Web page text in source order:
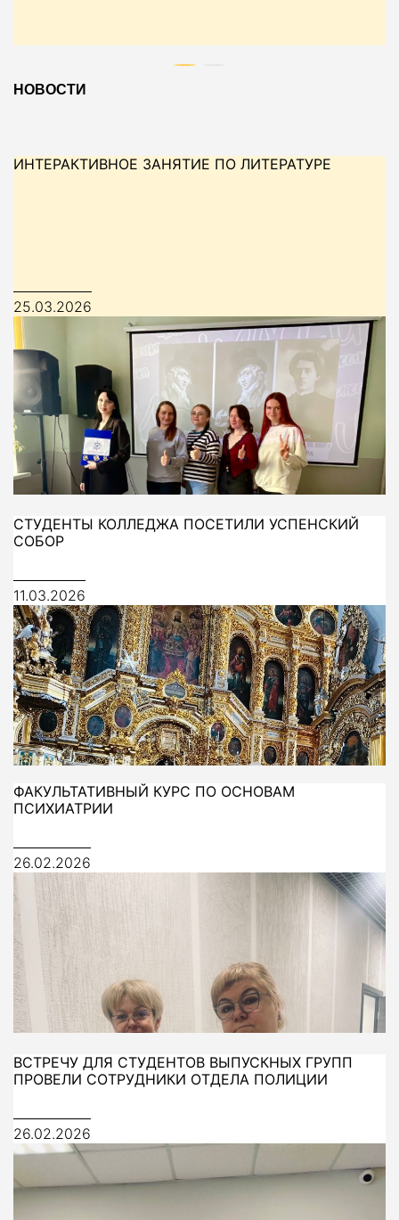
НОВОСТИ
ИНТЕРАКТИВНОЕ ЗАНЯТИЕ ПО ЛИТЕРАТУРЕ
25.03.2026
CТУДЕНТЫ КОЛЛЕДЖА ПОСЕТИЛИ УСПЕНСКИЙ
СОБОР
11.03.2026
ФАКУЛЬТАТИВНЫЙ КУРС ПО ОСНОВАМ
ПСИХИАТРИИ
26.02.2026
ВСТРЕЧУ ДЛЯ СТУДЕНТОВ ВЫПУСКНЫХ ГРУПП
ПРОВЕЛИ СОТРУДНИКИ ОТДЕЛА ПОЛИЦИИ
26.02.2026